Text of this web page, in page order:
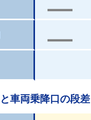
車両乗降口の段